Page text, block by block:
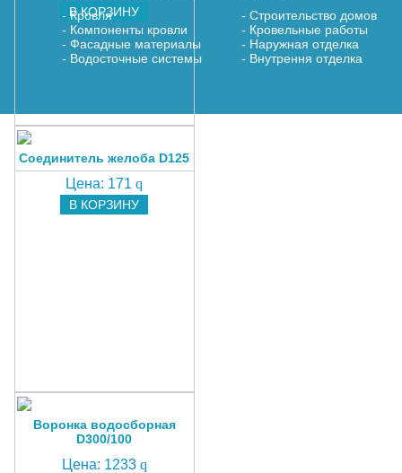
Соединитель желоба D125
Цена: 171 q
В КОРЗИНУ
Воронка водосборная
D300/100
Цена: 1233 q
В КОРЗИНУ
Кровля
Компоненты кровли
Фасадные материалы
Водосточные системы
Строительство домов
Кровельные работы
Наружная отделка
Внутрення отделка